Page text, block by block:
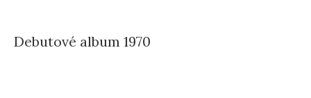
Debutové album 1970